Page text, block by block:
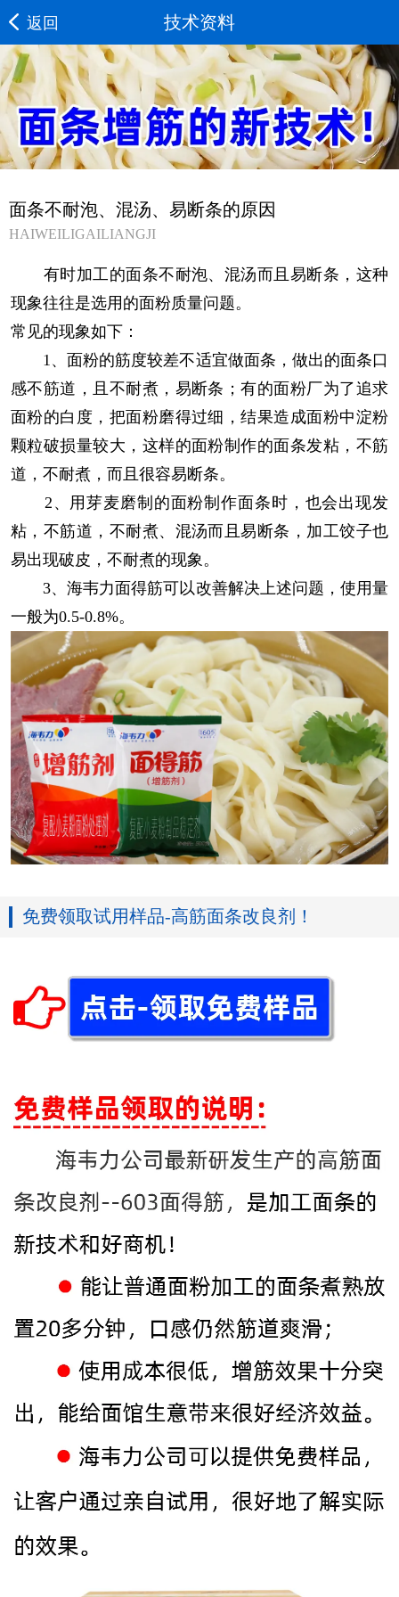
返回 技术资料
面条不耐泡、混汤、易断条的原因
HAIWEILIGAILIANGJI
有时加工的面条不耐泡、混汤而且易断条，这种
现象往往是选用的面粉质量问题。
常见的现象如下：
1、面粉的筋度较差不适宜做面条，做出的面条口
感不筋道，且不耐煮，易断条；有的面粉厂为了追求
面粉的白度，把面粉磨得过细，结果造成面粉中淀粉
颗粒破损量较大，这样的面粉制作的面条发粘，不筋
道，不耐煮，而且很容易断条。
2、用芽麦磨制的面粉制作面条时，也会出现发
粘，不筋道，不耐煮、混汤而且易断条，加工饺子也
易出现破皮，不耐煮的现象。
3、海韦力面得筋可以改善解决上述问题，使用量
一般为0.5-0.8%。
免费领取试用样品-高筋面条改良剂！